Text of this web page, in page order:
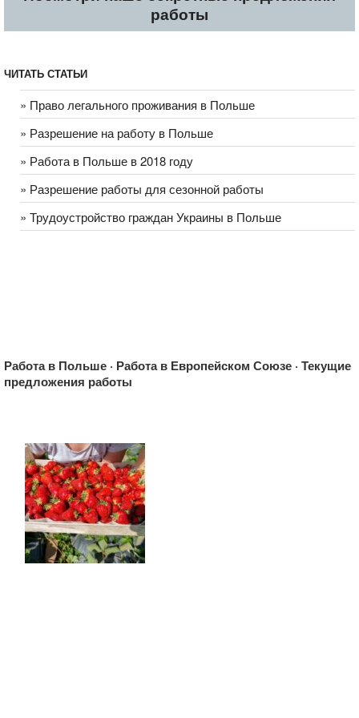
Zatrudnię 2 kelnerów lub 2 kelnerki od 20-30 lat.Język polski i
angielski w stopniu komunikatywnym. Wymagana miła
aparycja i schludny wygląd.Zapewniamy nocleg i wyżywienie
na miejscu. Praca od 250-300 godzin /miesiąc. 10 zł / godzinę
netto+ wyżywienie,pranie i nocleg bezpłatny. Praca przez
cały rok.
Restauracja Sote w NoBO Hotelu *** al. Włókniarzy/ Liściasta
86 w Łodzi zatrudni kucharzy. Szukamy wyłącznie osób z
работы
ЧИТАТЬ СТАТЬИ
» Право легального проживания в Польше
» Разрешение на работу в Польше
» Работа в Польше в 2018 году
» Разрешение работы для сезонной работы
» Трудоустройство граждан Украины в Польше
Работа в Польше · Работа в Европейском Союзе · Текущие
предложения работы